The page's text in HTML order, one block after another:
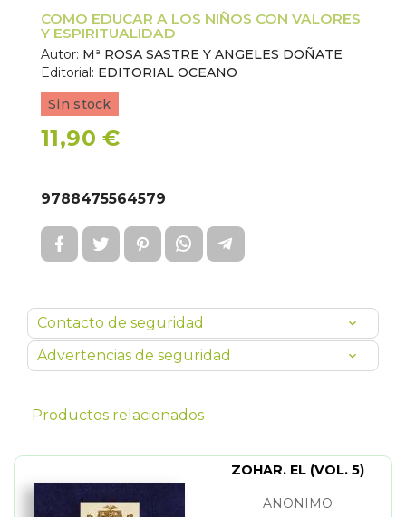
COMO EDUCAR A LOS NIÑOS CON VALORES
Y ESPIRITUALIDAD
Autor: Mª ROSA SASTRE Y ANGELES DOÑATE
Editorial: EDITORIAL OCEANO
Sin stock
11,90 €
9788475564579
Contacto de seguridad
Advertencias de seguridad
Productos relacionados
ZOHAR. EL (VOL. 5)
ANONIMO